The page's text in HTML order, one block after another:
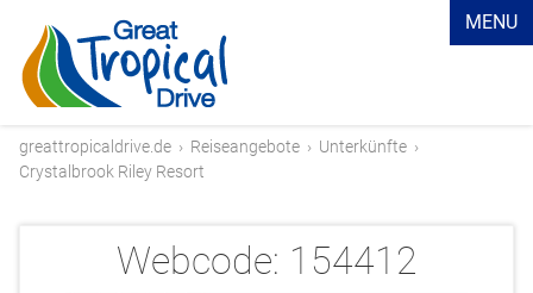
MENU
greattropicaldrive.de › Reiseangebote › Unterkünfte ›
Crystalbrook Riley Resort
Webcode: 154412